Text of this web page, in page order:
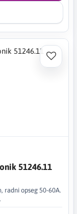
51246.11
radni opseg 50-60A.